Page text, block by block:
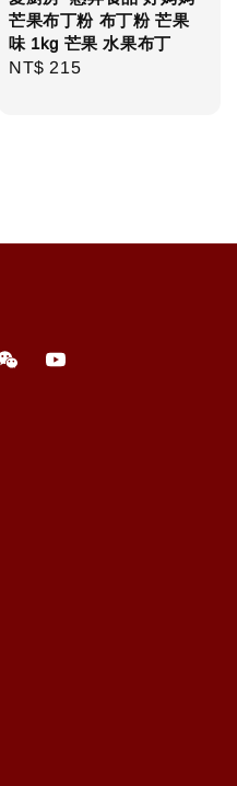
芒果布丁粉 布丁粉 芒果
味 1kg 芒果 水果布丁
Regular
NT$ 215